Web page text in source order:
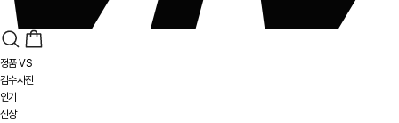
정품 VS
검수사진
인기
신상